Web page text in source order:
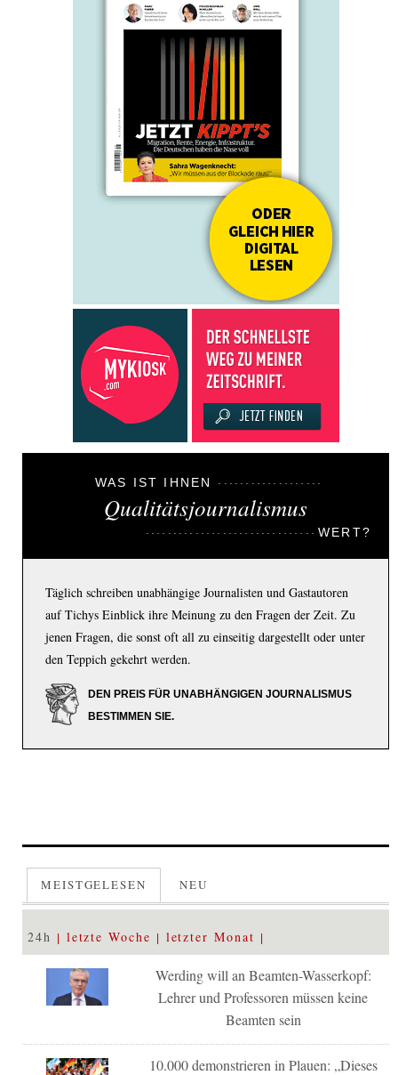
WAS IST IHNEN
Qualitätsjournalismus
WERT?
Täglich schreiben unabhängige Journalisten und Gastautoren
auf Tichys Einblick ihre Meinung zu den Fragen der Zeit. Zu
jenen Fragen, die sonst oft all zu einseitig dargestellt oder unter
den Teppich gekehrt werden.
DEN PREIS FÜR UNABHÄNGIGEN JOURNALISMUS
BESTIMMEN SIE.
MEISTGELESEN NEU
24h letzte Woche letzter Monat
Werding will an Beamten-Wasserkopf:
Lehrer und Professoren müssen keine
Beamten sein
10.000 demonstrieren in Plauen: „Dieses